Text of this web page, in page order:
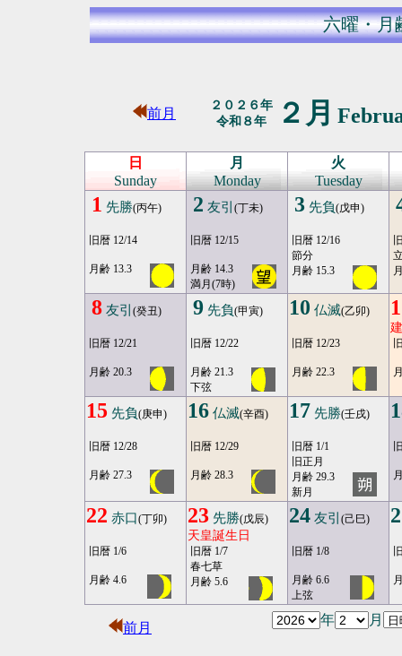
六曜・月
前月
２０２６年
令和８年
２月
日
Sunday
月
Monday
火
Tuesday
1 先勝(丙午)
旧暦 12/14
月齢 13.3
2 友引 (丁未)
旧暦 12/15
月齢 14.3
満月(7時)
3 先負(戊申)
旧暦 12/16
節分
月齢 15.3
8 友引 (癸丑)
旧暦 12/21
月齢 20.3
9 先負(甲寅)
旧暦 12/22
月齢 21.3
下弦
10 仏滅(乙卯)
旧暦 12/23
月齢 22.3
15 先負(庚申)
旧暦 12/28
月齢 27.3
16 仏滅(辛酉)
旧暦 12/29
月齢 28.3
17 先勝(壬戌)
旧暦 1/1
旧正月
月齢 29.3
新月
22 赤口(丁卯)
旧暦 1/6
月齢 4.6
23 先勝(戊辰)
天皇誕生日
旧暦 1/7
春七草
月齢 5.6
24 友引 (己巳)
旧暦 1/8
月齢 6.6
上弦
前月
年 月